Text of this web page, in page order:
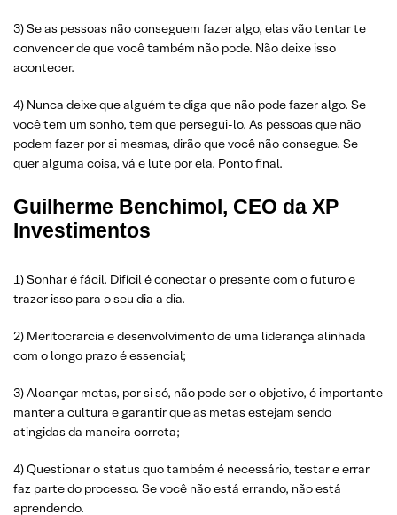
3) Se as pessoas não conseguem fazer algo, elas vão tentar te
convencer de que você também não pode. Não deixe isso
acontecer.
4) Nunca deixe que alguém te diga que não pode fazer algo. Se
você tem um sonho, tem que persegui-lo. As pessoas que não
podem fazer por si mesmas, dirão que você não consegue. Se
quer alguma coisa, vá e lute por ela. Ponto final.
Guilherme Benchimol, CEO da XP
Investimentos
1) Sonhar é fácil. Difícil é conectar o presente com o futuro e
trazer isso para o seu dia a dia.
2) Meritocrarcia e desenvolvimento de uma liderança alinhada
com o longo prazo é essencial;
3) Alcançar metas, por si só, não pode ser o objetivo, é importante
manter a cultura e garantir que as metas estejam sendo
atingidas da maneira correta;
4) Questionar o status quo também é necessário, testar e errar
faz parte do processo. Se você não está errando, não está
aprendendo.